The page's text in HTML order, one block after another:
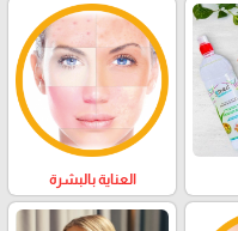
العناية بالبشرة